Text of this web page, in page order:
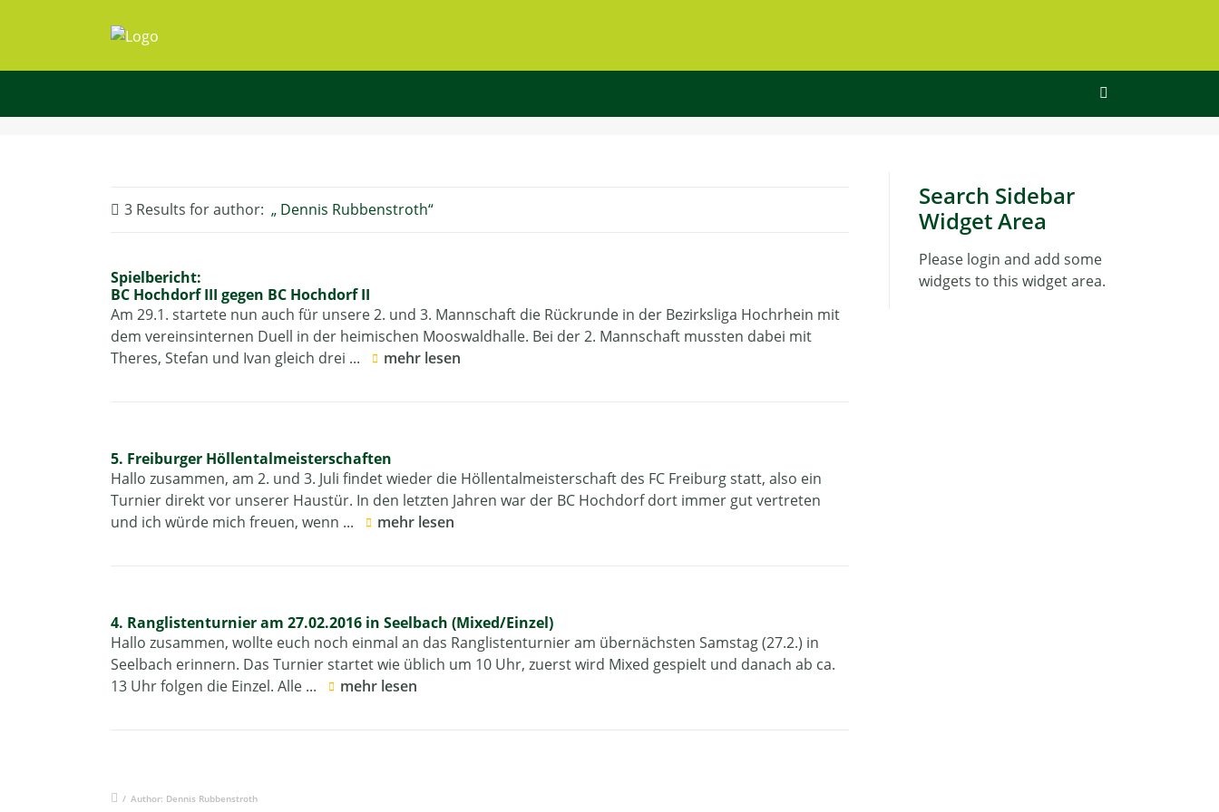
3 Results forauthor: Dennis Rubbenstroth
Spielbericht:
BC Hochdorf III gegen BC Hochdorf II
Am 29.1. startete nun auch für unsere 2. und 3. Mannschaft die Rückrunde in der Bezirksliga Hochrhein mit
dem vereinsinternen Duell in der heimischen Mooswaldhalle. Bei der 2. Mannschaft mussten dabei mit
Theres, Stefan und Ivan gleich drei ...
mehr lesen
5. Freiburger Höllentalmeisterschaften
Hallo zusammen, am 2. und 3. Juli findet wieder die Höllentalmeisterschaft des FC Freiburg statt, also ein
Turnier direkt vor unserer Haustür. In den letzten Jahren war der BC Hochdorf dort immer gut vertreten
und ich würde mich freuen, wenn ...
mehr lesen
4. Ranglistenturnier am 27.02.2016 in Seelbach (Mixed/Einzel)
Hallo zusammen, wollte euch noch einmal an das Ranglistenturnier am übernächsten Samstag (27.2.) in
Seelbach erinnern. Das Turnier startet wie üblich um 10 Uhr, zuerst wird Mixed gespielt und danach ab ca.
13 Uhr folgen die Einzel. Alle ...
mehr lesen
Search Sidebar
Widget Area
Please login and add some
widgets to this widget area.
/ Author: Dennis Rubbenstroth